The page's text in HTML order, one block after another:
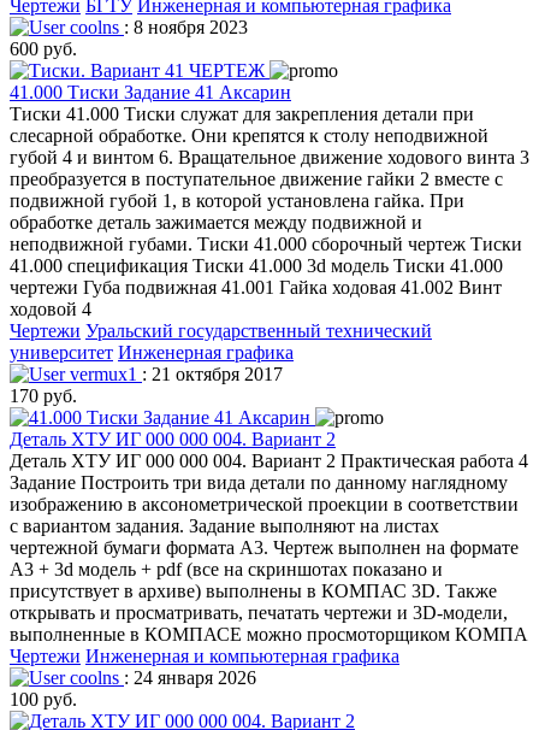
Чертежи БГТУ Инженерная и компьютерная графика
coolns : 8 ноября 2023
600 руб.
41.000 Тиски Задание 41 Аксарин
Тиски 41.000 Тиски служат для закрепления детали при
слесарной обработке. Они крепятся к столу неподвижной
губой 4 и винтом 6. Вращательное движение ходового винта 3
преобразуется в поступательное движение гайки 2 вместе с
подвижной губой 1, в которой установлена гайка. При
обработке деталь зажимается между подвижной и
неподвижной губами. Тиски 41.000 сборочный чертеж Тиски
41.000 спецификация Тиски 41.000 3d модель Тиски 41.000
чертежи Губа подвижная 41.001 Гайка ходовая 41.002 Винт
ходовой 4
Чертежи Уральский государственный технический
университет Инженерная графика
vermux1 : 21 октября 2017
170 руб.
Деталь ХТУ ИГ 000 000 004. Вариант 2
Деталь ХТУ ИГ 000 000 004. Вариант 2 Практическая работа 4
Задание Построить три вида детали по данному наглядному
изображению в аксонометрической проекции в соответствии
с вариантом задания. Задание выполняют на листах
чертежной бумаги формата А3. Чертеж выполнен на формате
А3 + 3d модель + pdf (все на скриншотах показано и
присутствует в архиве) выполнены в КОМПАС 3D. Также
открывать и просматривать, печатать чертежи и 3D-модели,
выполненные в КОМПАСЕ можно просмоторщиком КОМПА
Чертежи Инженерная и компьютерная графика
coolns : 24 января 2026
100 руб.